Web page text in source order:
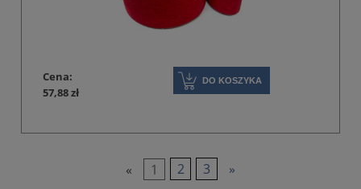
Cena:
57,88 zł
DO KOSZYKA
« 1 2 3 »